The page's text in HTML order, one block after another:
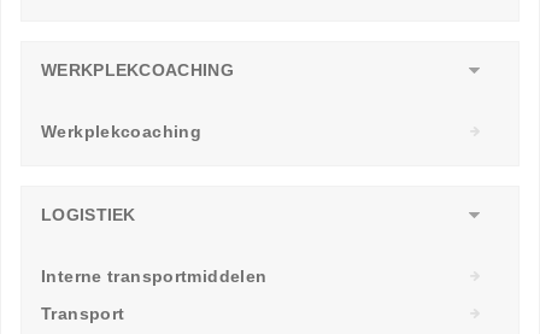
WERKPLEKCOACHING
Werkplekcoaching
LOGISTIEK
Interne transportmiddelen
Transport